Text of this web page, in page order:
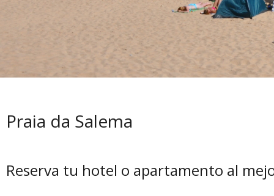
Praia da Salema
Reserva tu hotel o apartamento al